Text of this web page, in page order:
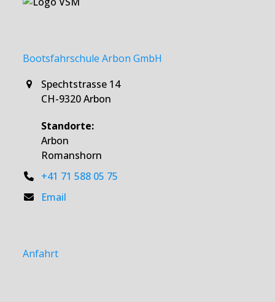
Bootsfahrschule Arbon GmbH
Spechtstrasse 14
CH-9320 Arbon
Standorte:
Arbon
Romanshorn
+41 71 588 05 75
Email
Anfahrt